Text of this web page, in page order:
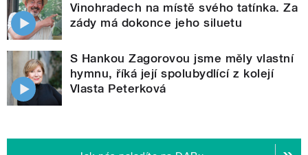
Vinohradech na místě svého tatínka. Za
zády má dokonce jeho siluetu
S Hankou Zagorovou jsme měly vlastní
hymnu, říká její spolubydlící z kolejí
Vlasta Peterková